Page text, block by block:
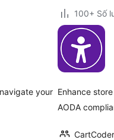
100+ Số
your Enhance
AODA